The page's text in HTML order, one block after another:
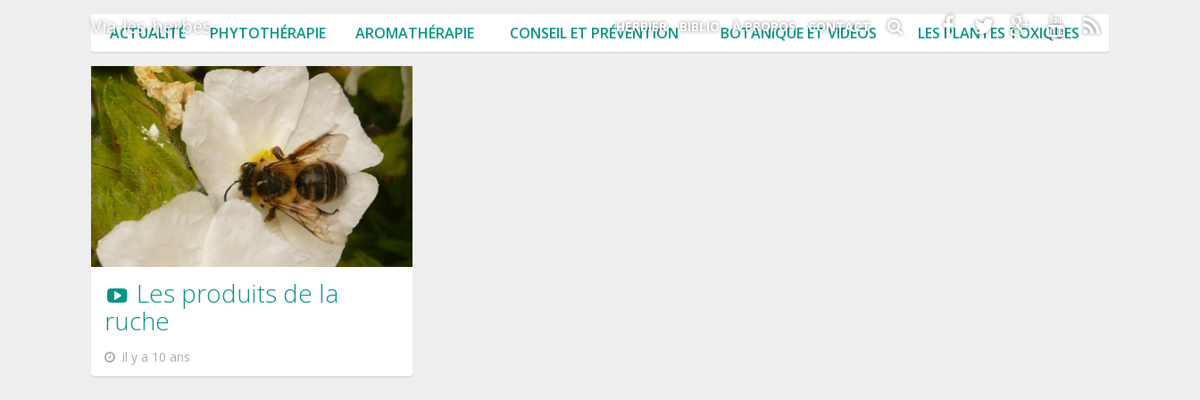
Via-les-herbes HERBIER BIBLIO À PROPOS CONTACT
ACTUALITÉ PHYTOTHÉRAPIE AROMATHÉRAPIE CONSEIL ET PRÉVENTION BOTANIQUE ET VIDÉOS LES PLANTES TOXIQUES
Les produits de la
ruche
il y a 10 ans